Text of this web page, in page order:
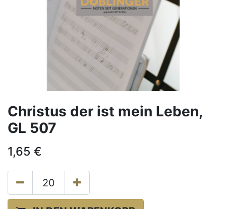
Christus der ist mein Leben,
GL 507
1,65 €